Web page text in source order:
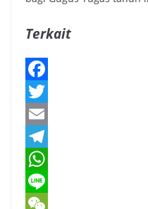
Terkait
F
a
c
e
b
o
T
w
t
t
E
m
a
T
e
W
h
L